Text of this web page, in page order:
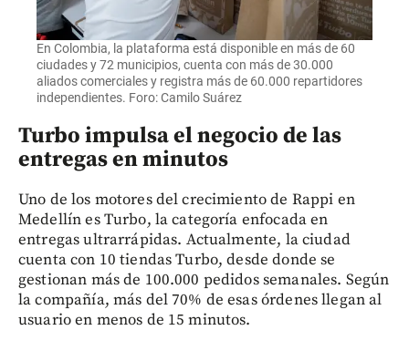
En Colombia, la plataforma está disponible en más de 60
ciudades y 72 municipios, cuenta con más de 30.000
aliados comerciales y registra más de 60.000 repartidores
independientes. Foro: Camilo Suárez
Turbo impulsa el negocio de las
entregas en minutos
Uno de los motores del crecimiento de Rappi en
Medellín es Turbo, la categoría enfocada en
entregas ultrarrápidas. Actualmente, la ciudad
cuenta con 10 tiendas Turbo, desde donde se
gestionan más de 100.000 pedidos semanales. Según
la compañía, más del 70% de esas órdenes llegan al
usuario en menos de 15 minutos.